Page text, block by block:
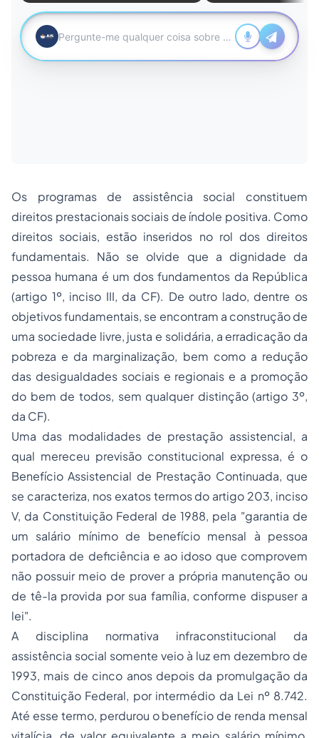
Os programas de assistência social constituem
direitos prestacionais sociais de índole positiva. Como
direitos sociais, estão inseridos no rol dos direitos
fundamentais. Não se olvide que a dignidade da
pessoa humana é um dos fundamentos da República
(artigo 1º, inciso III, da CF). De outro lado, dentre os
objetivos fundamentais, se encontram a construção de
uma sociedade livre, justa e solidária, a erradicação da
pobreza e da marginalização, bem como a redução
das desigualdades sociais e regionais e a promoção
do bem de todos, sem qualquer distinção (artigo 3º,
da CF).
Uma das modalidades de prestação assistencial, a
qual mereceu previsão constitucional expressa, é o
Benefício Assistencial de Prestação Continuada, que
se caracteriza, nos exatos termos do artigo 203, inciso
V, da Constituição Federal de 1988, pela "garantia de
um salário mínimo de benefício mensal à pessoa
portadora de deficiência e ao idoso que comprovem
não possuir meio de prover a própria manutenção ou
de tê-la provida por sua família, conforme dispuser a
lei".
A disciplina normativa infraconstitucional da
assistência social somente veio à luz em dezembro de
1993, mais de cinco anos depois da promulgação da
Constituição Federal, por intermédio da Lei nº 8.742.
Até esse termo, perdurou o benefício de renda mensal